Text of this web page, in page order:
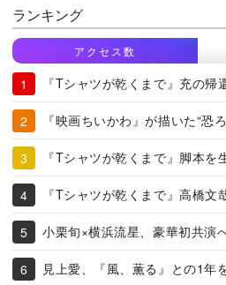
ランキング
アクセス数
『Tシャツが乾くまで』充の帰
『映画ちいかわ』が描いた“恐
『Tシャツが乾くまで』脚本を
『Tシャツが乾くまで』高橋文
小栗旬×横浜流星、豪華初共演
見上愛、『風、薫る』との1年